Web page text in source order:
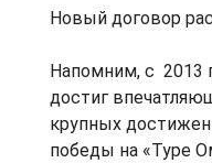
Новый договор
Напомним, с 2013
достиг
крупных
победы на «Туре